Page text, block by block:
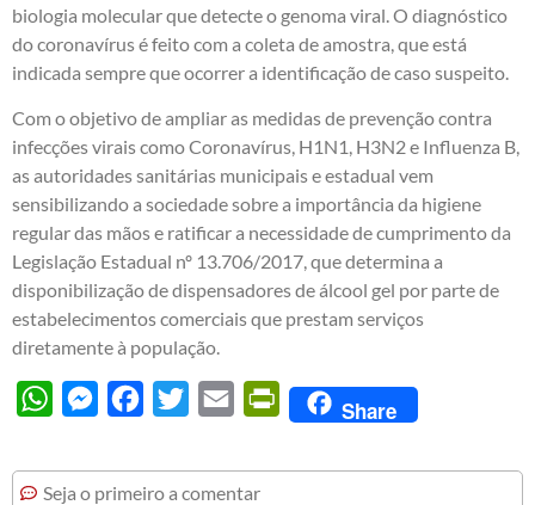
biologia molecular que detecte o genoma viral. O diagnóstico
do coronavírus é feito com a coleta de amostra, que está
indicada sempre que ocorrer a identificação de caso suspeito.
Com o objetivo de ampliar as medidas de prevenção contra
infecções virais como Coronavírus, H1N1, H3N2 e Influenza B,
as autoridades sanitárias municipais e estadual vem
sensibilizando a sociedade sobre a importância da higiene
regular das mãos e ratificar a necessidade de cumprimento da
Legislação Estadual nº 13.706/2017, que determina a
disponibilização de dispensadores de álcool gel por parte de
estabelecimentos comerciais que prestam serviços
diretamente à população.
WhatsAppMessengerFacebook
Twitter Email PrintFriendly
Share
Seja o primeiro a comentar